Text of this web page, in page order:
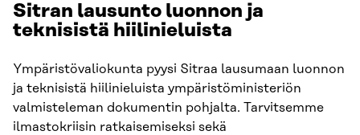
Sitran lausunto luonnon ja
teknisistä hiilinieluista
Ympäristövaliokunta pyysi Sitraa lausumaan luonnon
ja teknisistä hiilinieluista ympäristöministeriön
valmisteleman dokumentin pohjalta. Tarvitsemme
ilmastokriisin ratkaisemiseksi sekä